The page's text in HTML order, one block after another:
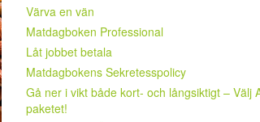
Värva en vän
Matdagboken Professional
Låt jobbet betala
Matdagbokens Sekretesspolicy
Gå ner i vikt både kort- och långsiktigt – Välj
paketet!